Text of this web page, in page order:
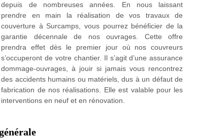
depuis de nombreuses années. En nous laissant
prendre en main la réalisation de vos travaux de
couverture à Surcamps, vous pourrez bénéficier de la
garantie décennale de nos ouvrages. Cette offre
prendra effet dès le premier jour où nos couvreurs
s’occuperont de votre chantier. Il s’agit d’une assurance
dommage-ouvrages, à jouir si jamais vous rencontrez
des accidents humains ou matériels, dus à un défaut de
fabrication de nos réalisations. Elle est valable pour les
interventions en neuf et en rénovation.